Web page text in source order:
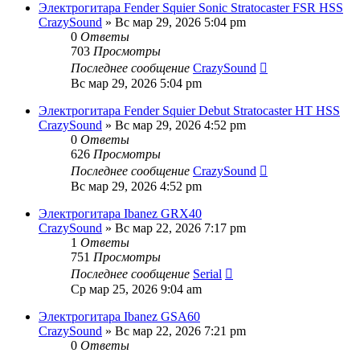
Электрогитара Fender Squier Sonic Stratocaster FSR HSS
CrazySound » Вс мар 29, 2026 5:04 pm
0 Ответы
703 Просмотры
Последнее сообщение CrazySound
Вс мар 29, 2026 5:04 pm
Электрогитара Fender Squier Debut Stratocaster HT HSS
CrazySound » Вс мар 29, 2026 4:52 pm
0 Ответы
626 Просмотры
Последнее сообщение CrazySound
Вс мар 29, 2026 4:52 pm
Электрогитара Ibanez GRX40
CrazySound » Вс мар 22, 2026 7:17 pm
1 Ответы
751 Просмотры
Последнее сообщение Serial
Ср мар 25, 2026 9:04 am
Электрогитара Ibanez GSA60
CrazySound » Вс мар 22, 2026 7:21 pm
0 Ответы